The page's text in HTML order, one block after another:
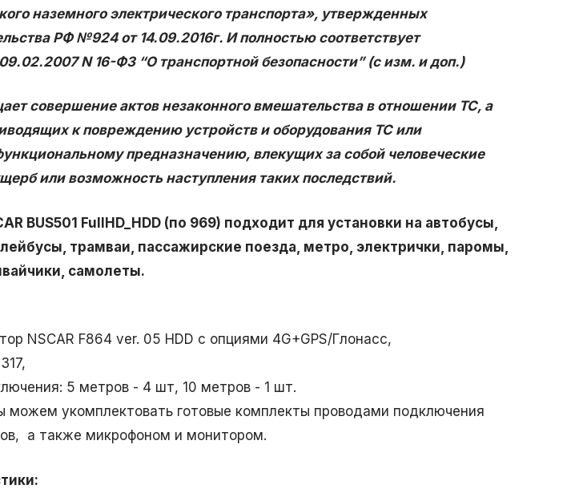
наземного электрического транспорта», утвержденных
РФ №924 от 14.09.2016г. И полностью соответствует
N 16-ФЗ “О транспортной безопасности” (с изм. и доп.)
совершение актов незаконного вмешательства в отношении ТС, а
к повреждению устройств и оборудования ТС или
предназначению, влекущих за собой человеческие
или возможность наступления таких последствий.
BUS501 FullHD_HDD (по 969) подходит для установки на автобусы,
трамваи, пассажирские поезда, метро, электрички, паромы,
самолеты.
NSCAR F864 ver. 05 HDD с опциями 4G+GPS/Глонасс,
5 метров - 4 шт, 10 метров - 1 шт.
укомплектовать готовые комплекты проводами подключения
а также микрофоном и монитором.